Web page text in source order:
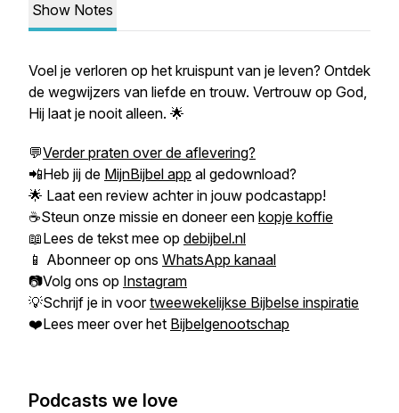
Show Notes
Voel je verloren op het kruispunt van je leven? Ontdek
de wegwijzers van liefde en trouw. Vertrouw op God,
Hij laat je nooit alleen. 🌟
💬Verder praten over de aflevering?
📲Heb jij de MijnBijbel app al gedownload?
🌟 Laat een review achter in jouw podcastapp!
☕Steun onze missie en doneer een kopje koffie
📖Lees de tekst mee op debijbel.nl
📱 Abonneer op ons WhatsApp kanaal
📷Volg ons op Instagram
💡Schrijf je in voortweewekelijkse Bijbelse inspiratie
❤️Lees meer over het Bijbelgenootschap
Podcasts we love